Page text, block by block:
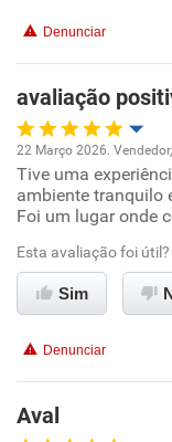
Recomenda
Recomenda a
Denunciar
avaliação
Oportunidade de
Ambiente de
Conciliação com a
22 Março 2026.
Tive uma
ambiente tranquilo
Foi um lugar onde
Esta avaliação foi útil?
Sim
Denunciar
Aval